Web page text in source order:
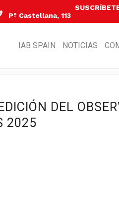
Pº Castellana, 113
IAB SPAIN NOTICIAS
DEL
2025